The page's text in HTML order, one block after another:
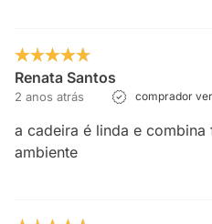
Renata Santos
2 anos atrás comprador
a cadeira é linda e
ambiente